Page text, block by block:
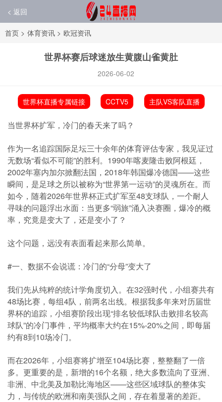
< 返回
首页 > 体育资讯 > 欧冠资讯
世界杯赛后球迷放生黄腹山雀黄肚
2026-06-02
世界杯直播专属链接 CCTV5 主队VS客队直播
当世界杯扩军，冷门的春天来了吗？
作为一名追踪国际足坛三十余年的体育评估专家，我见证过
无数场“看似不可能”的胜利。1990年喀麦隆击败阿根廷，
2002年塞内加尔掀翻法国，2018年韩国爆冷德国——这些
瞬间，是足球之所以被称为“世界第一运动”的灵魂所在。而
如今，随着2026年世界杯正式扩军至48支球队，一个耐人
寻味的问题浮出水面：当更多“弱旅”涌入决赛圈，爆冷的概
率，究竟是变大了，还是变小了？
这个问题，远没有表面看起来那么简单。
#一、数据不会说谎：冷门的“分母”变大了
我们先从纯粹的统计学角度切入。在32强时代，小组赛共有
48场比赛，每组4队，前两名出线。根据我多年来对历届世
界杯的追踪，小组赛阶段出现“排名较低球队击败排名较高
球队”的冷门事件，平均概率大约在15%-20%之间，即每届
约有8到10场冷门。
而在2026年，小组赛将扩增至104场比赛，整整翻了一倍
多。更重要的是，新增的16个名额，绝大多数流向了亚洲、
非洲、中北美及加勒比海地区——这些区域球队的整体实
力，与传统的欧洲和南美强队之间，存在着显著的差距。